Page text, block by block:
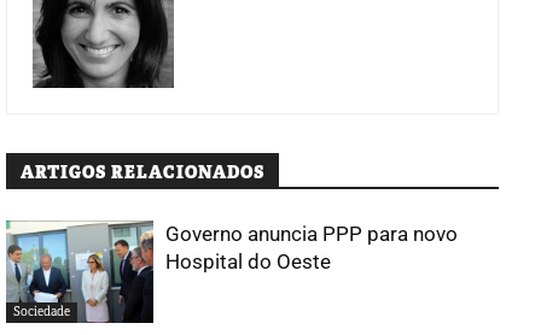
ARTIGOS RELACIONADOS
Sociedade
Governo anuncia PPP para novo
Hospital do Oeste